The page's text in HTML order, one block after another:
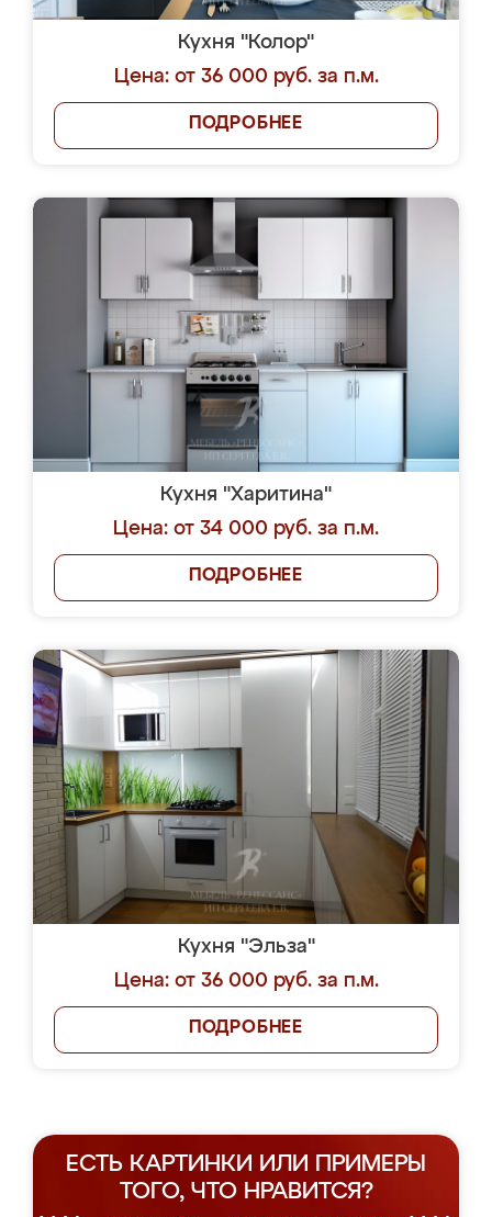
Кухня "Колор"
Цена: от 36 000 руб. за п.м.
ПОДРОБНЕЕ
Кухня "Харитина"
Цена: от 34 000 руб. за п.м.
ПОДРОБНЕЕ
Кухня "Эльза"
Цена: от 36 000 руб. за п.м.
ПОДРОБНЕЕ
ЕСТЬ КАРТИНКИ ИЛИ ПРИМЕРЫ
ТОГО, ЧТО НРАВИТСЯ?